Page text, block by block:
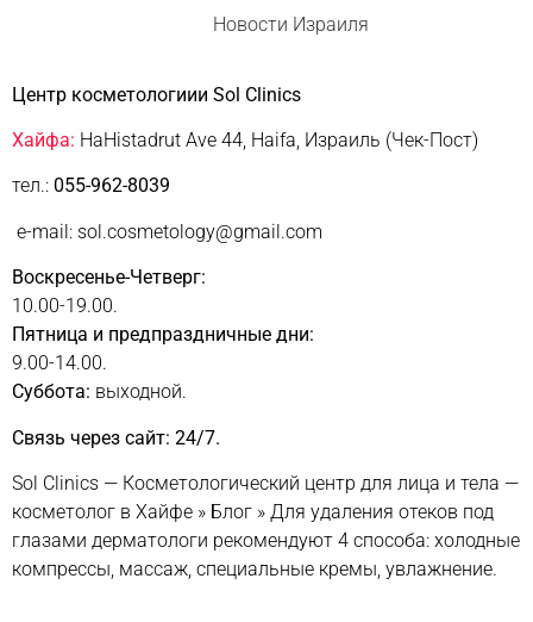
Новости Израиля
Центр косметологиии Sol Clinics
Хайфа: HaHistadrut Ave 44, Haifa, Израиль (Чек-Пост)
тел.: 055-962-8039
e-mail: sol.cosmetology@gmail.com
Воскресенье-Четверг:
10.00-19.00.
Пятница и предпраздничные дни:
9.00-14.00.
Суббота: выходной.
Связь через сайт: 24/7.
Sol Clinics — Косметологический центр для лица и тела —
косметолог в Хайфе » Блог » Для удаления отеков под
глазами дерматологи рекомендуют 4 способа: холодные
компрессы, массаж, специальные кремы, увлажнение.